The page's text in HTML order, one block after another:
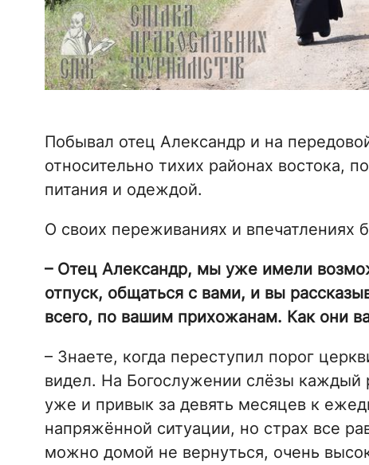
Побывал отец Александр и на
относительно тихих районах востока,
питания и одеждой.
О своих переживаниях и впечатлениях
– Отец Александр, мы уже имели
отпуск, общаться с вами, и вы
всего, по вашим прихожанам. Как они
– Знаете, когда переступил порог
видел. На Богослужении слёзы каждый
уже и привык за девять месяцев к
напряжённой ситуации, но страх все
можно домой не вернуться, очень